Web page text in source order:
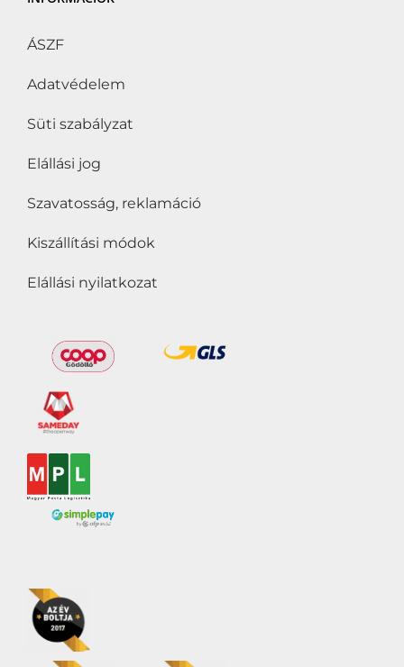
ÁSZF
Adatvédelem
Süti szabályzat
Elállási jog
Szavatosság, reklamáció
Kiszállítási módok
Elállási nyilatkozat